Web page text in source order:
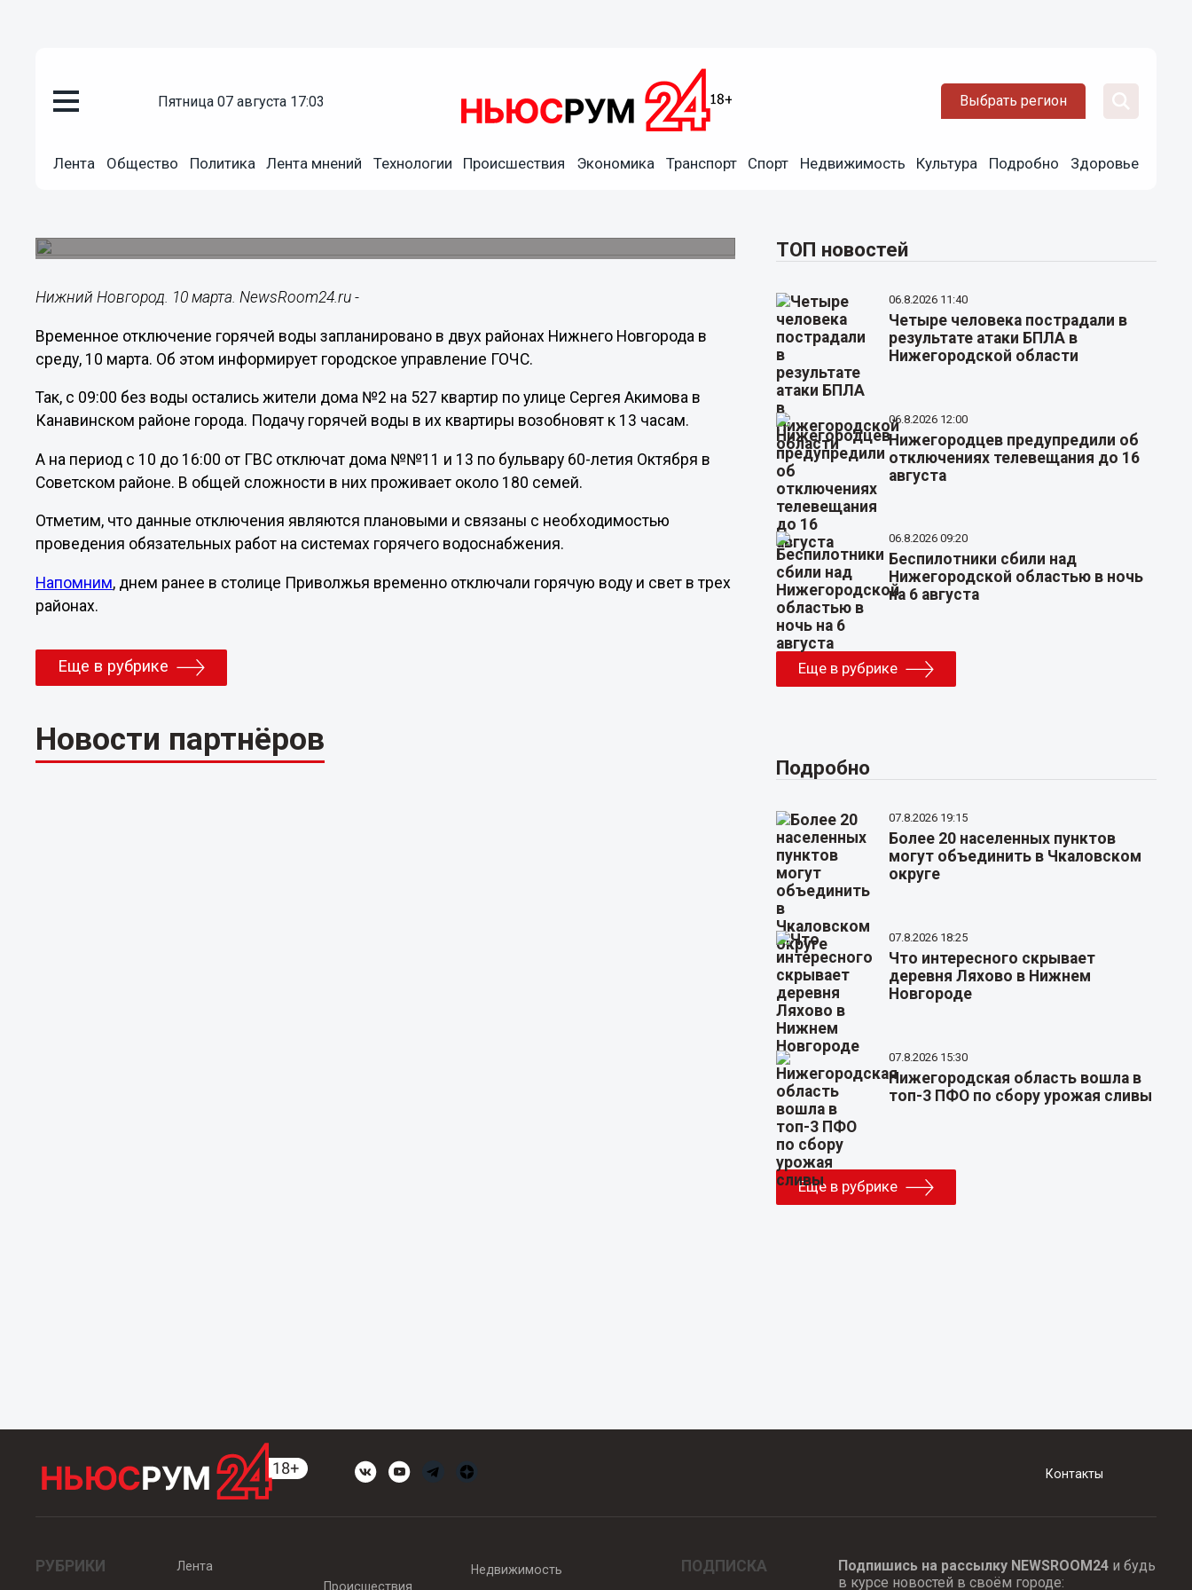
пятница 07 августа 17:03 Выбрать регион
Лента Общество Политика Лента мнений Технологии Происшествия Экономика Транспорт Спорт Недвижимость Культура Подробно Здоровье
Горячую воду частично отключили в двух районах Нижнего
Нижний Новгород. 10 марта. NewsRoom24.ru -
Временное отключение горячей воды запланировано в двух районах Нижнего Новгорода в
среду, 10 марта. Об этом информирует городское управление ГОЧС.
Так, с 09:00 без воды остались жители дома №2 на 527 квартир по улице Сергея Акимова в
Канавинском районе города. Подачу горячей воды в их квартиры возобновят к 13 часам.
А на период с 10 до 16:00 от ГВС отключат дома №№11 и 13 по бульвару 60-летия Октября в
Советском районе. В общей сложности в них проживает около 180 семей.
Отметим, что данные отключения являются плановыми и связаны с необходимостью
проведения обязательных работ на системах горячего водоснабжения.
Напомним, днем ранее в столице Приволжья временно отключали горячую воду и свет в трех
районах.
Еще в рубрике
Новости партнёров
ТОП новостей
06.8.2026 11:40
Четыре человека пострадали в
результате атаки БПЛА в
Нижегородской области
06.8.2026 12:00
Нижегородцев предупредили об
отключениях телевещания до 16
августа
06.8.2026 09:20
Беспилотники сбили над
Нижегородской областью в ночь
на 6 августа
Еще в рубрике
Подробно
07.8.2026 19:15
Более 20 населенных пунктов
могут объединить в Чкаловском
округе
07.8.2026 18:25
Что интересного скрывает
деревня Ляхово в Нижнем
Новгороде
07.8.2026 15:30
Нижегородская область вошла в
топ-3 ПФО по сбору урожая сливы
Еще в рубрике
Контакты
РУБРИКИ
Лента
Происшествия
Недвижимость ПОДПИСКА Подпишись на рассылку NEWSROOM24и будь
в курсе новостей в своём городе: